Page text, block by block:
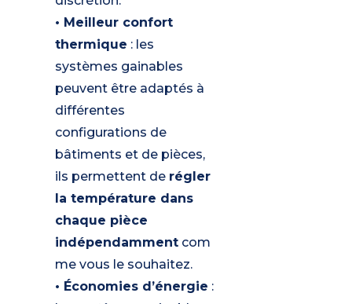
• Meilleur confort
thermique : les
systèmes gainables
peuvent être adaptés à
différentes
configurations de
bâtiments et de pièces,
ils permettent de régler
la température dans
chaque pièce
indépendamment com
me vous le souhaitez.
• Économies d’énergie :